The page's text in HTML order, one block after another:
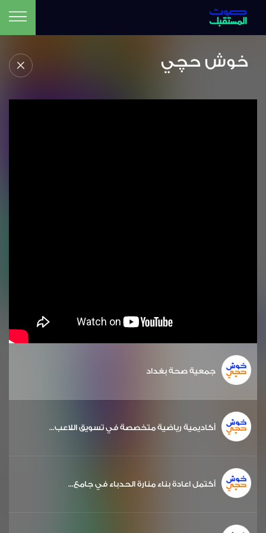
خوش حچي
جمعية صحة بغداد
أكاديمية رياضية متخصصة في تسويق اللاعب...
أكتمل اعادة بناء منارة الحدباء في جامع...